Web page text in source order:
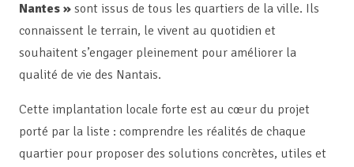
Nantes » sont issus de tous les quartiers de la ville. Ils
connaissent le terrain, le vivent au quotidien et
souhaitent s’engager pleinement pour améliorer la
qualité de vie des Nantais.
Cette implantation locale forte est au cœur du projet
porté par la liste : comprendre les réalités de chaque
quartier pour proposer des solutions concrètes, utiles et